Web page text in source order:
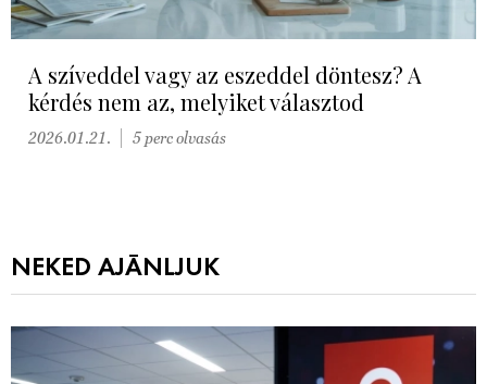
A szíveddel vagy az eszeddel döntesz? A
kérdés nem az, melyiket választod
2026.01.21. 5 perc olvasás
NEKED AJÁNLJUK